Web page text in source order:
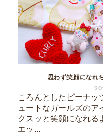
思わず笑顔になれ
ころんとしたピーナッ
ュートなガールズの
クスッと笑顔になれる
エッ...